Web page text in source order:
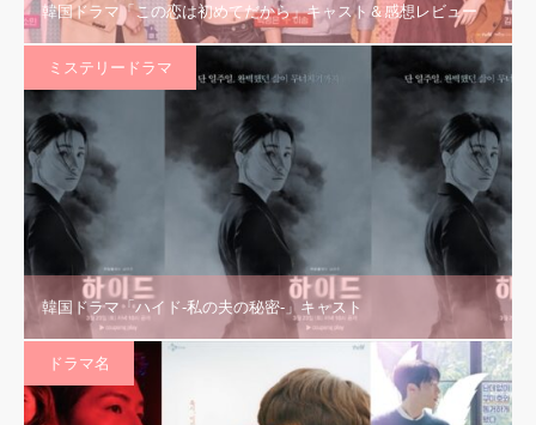
韓国ドラマ「この恋は初めてだから」キャスト＆感想レビュー
ミステリードラマ
韓国ドラマ「ハイド-私の夫の秘密-」キャスト
ドラマ名